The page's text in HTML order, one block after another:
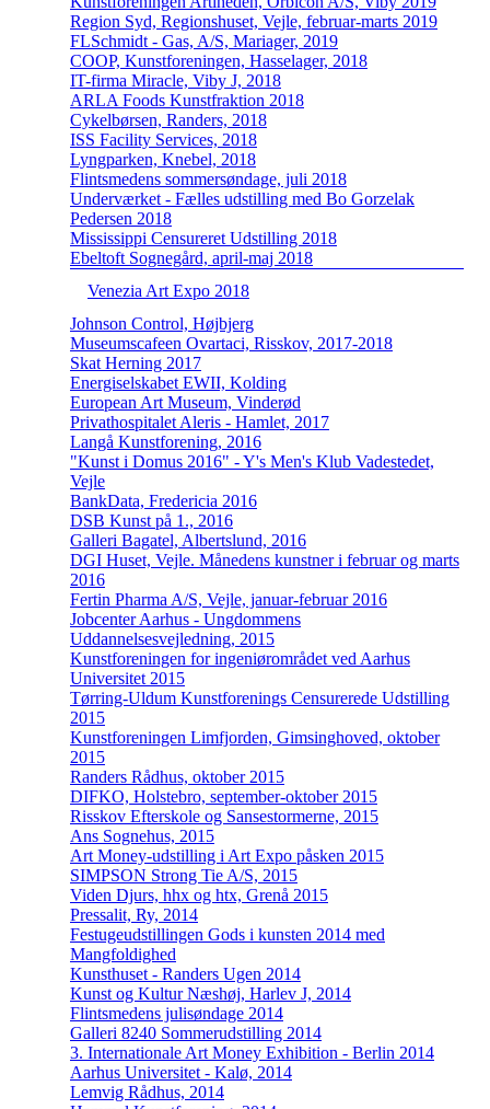
Region Syd, Regionshuset, Vejle, februar-marts 2019
FLSchmidt - Gas, A/S, Mariager, 2019
COOP, Kunstforeningen, Hasselager, 2018
IT-firma Miracle, Viby J, 2018
ARLA Foods Kunstfraktion 2018
Cykelbørsen, Randers, 2018
ISS Facility Services, 2018
Lyngparken, Knebel, 2018
Flintsmedens sommersøndage, juli 2018
Underværket - Fælles udstilling med Bo Gorzelak
Pedersen 2018
Mississippi Censureret Udstilling 2018
Ebeltoft Sognegård, april-maj 2018
Venezia Art Expo 2018
Johnson Control, Højbjerg
Museumscafeen Ovartaci, Risskov, 2017-2018
Skat Herning 2017
Energiselskabet EWII, Kolding
European Art Museum, Vinderød
Privathospitalet Aleris - Hamlet, 2017
Langå Kunstforening, 2016
"Kunst i Domus 2016" - Y's Men's Klub Vadestedet,
Vejle
BankData, Fredericia 2016
DSB Kunst på 1., 2016
Galleri Bagatel, Albertslund, 2016
DGI Huset, Vejle. Månedens kunstner i februar og marts
2016
Fertin Pharma A/S, Vejle, januar-februar 2016
Jobcenter Aarhus - Ungdommens
Uddannelsesvejledning, 2015
Kunstforeningen for ingeniørområdet ved Aarhus
Universitet 2015
Tørring-Uldum Kunstforenings Censurerede Udstilling
2015
Kunstforeningen Limfjorden, Gimsinghoved, oktober
2015
Randers Rådhus, oktober 2015
DIFKO, Holstebro, september-oktober 2015
Risskov Efterskole og Sansestormerne, 2015
Ans Sognehus, 2015
Art Money-udstilling i Art Expo påsken 2015
SIMPSON Strong Tie A/S, 2015
Viden Djurs, hhx og htx, Grenå 2015
Pressalit, Ry, 2014
Festugeudstillingen Gods i kunsten 2014 med
Mangfoldighed
Kunsthuset - Randers Ugen 2014
Kunst og Kultur Næshøj, Harlev J, 2014
Flintsmedens julisøndage 2014
Galleri 8240 Sommerudstilling 2014
3. Internationale Art Money Exhibition - Berlin 2014
Aarhus Universitet - Kalø, 2014
Lemvig Rådhus, 2014